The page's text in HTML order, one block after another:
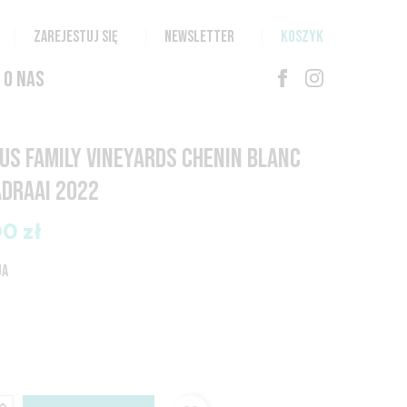
ZAREJESTUJ SIĘ NEWSLETTER KOSZYK
O NAS
FAMILY VINEYARDS CHENIN BLANC
2022
zł